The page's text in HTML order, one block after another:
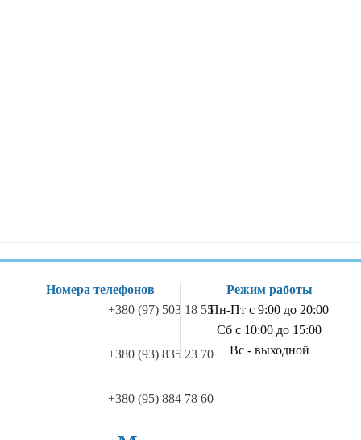
Номера телефонов
+380 (97) 503 18 55
+380 (93) 835 23 70
+380 (95) 884 78 60
Режим работы
Пн-Пт с 9:00 до 20:00
Сб с 10:00 до 15:00
Вс - выходной